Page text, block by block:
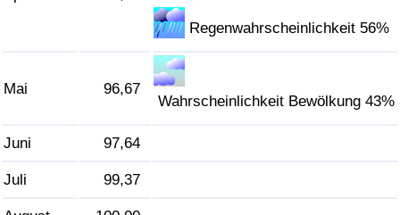
Regenwahrscheinlichkeit 56%
Mai 96,67
Wahrscheinlichkeit Bewölkung 43%
Juni 97,64
Juli 99,37